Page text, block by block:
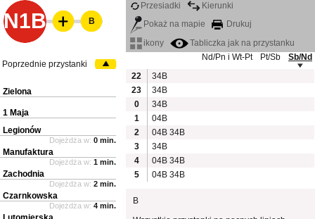
N1B
Przesiadki
Kierunki
Pokaż na mapie
Drukuj
ikony
Tabliczka jak na przystanku
Nd/Pn i Wt-Pt
Pt/Sb
Sb/Nd
22
34B
23
34B
0
34B
1
04B
2
04B 34B
3
34B
4
04B 34B
5
04B 34B
B
B
Poprzednie przystanki
Zielona
1 Maja
Legionów
Dojeżdża w: 0 min.
Manufaktura
Dojeżdża w: 1 min.
Zachodnia
Dojeżdża w: 2 min.
Czarnkowska
Dojeżdża w: 4 min.